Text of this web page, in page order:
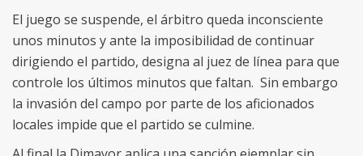
El juego se suspende, el árbitro queda inconsciente
unos minutos y ante la imposibilidad de continuar
dirigiendo el partido, designa al juez de línea para que
controle los últimos minutos que faltan. Sin embargo
la invasión del campo por parte de los aficionados
locales impide que el partido se culmine.